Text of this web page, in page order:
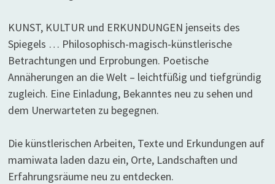
KUNST, KULTUR und ERKUNDUNGEN jenseits des
Spiegels … Philosophisch-magisch-künstlerische
Betrachtungen und Erprobungen. Poetische
Annäherungen an die Welt – leichtfüßig und tiefgründig
zugleich. Eine Einladung, Bekanntes neu zu sehen und
dem Unerwarteten zu begegnen.
Die künstlerischen Arbeiten, Texte und Erkundungen auf
mamiwata laden dazu ein, Orte, Landschaften und
Erfahrungsräume neu zu entdecken.